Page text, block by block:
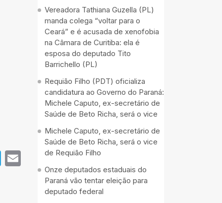
Telegram
Email
Vereadora Tathiana Guzella (PL)
manda colega “voltar para o
Ceará” e é acusada de xenofobia
na Câmara de Curitiba: ela é
esposa do deputado Tito
Barrichello (PL)
Requião Filho (PDT) oficializa
candidatura ao Governo do Paraná:
Michele Caputo, ex-secretário de
Saúde de Beto Richa, será o vice
Michele Caputo, ex-secretário de
Saúde de Beto Richa, será o vice
de Requião Filho
Onze deputados estaduais do
Paraná vão tentar eleição para
deputado federal